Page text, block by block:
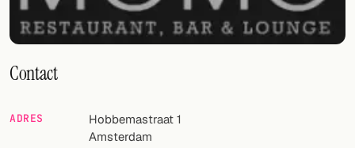
Galerij
Contact
ADRES
Hobbemastraat 1
Amsterdam